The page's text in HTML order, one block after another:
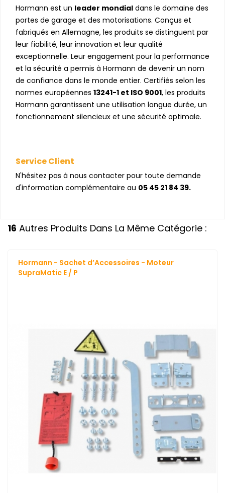
Hormann est un leader mondial dans le domaine des
portes de garage et des motorisations. Conçus et
fabriqués en Allemagne, les produits se distinguent par
leur fiabilité, leur innovation et leur qualité
exceptionnelle. Leur engagement pour la performance
et la sécurité a permis à Hormann de devenir un nom
de confiance dans le monde entier. Certifiés selon les
normes européennes 13241-1 et ISO 9001, les produits
Hormann garantissent une utilisation longue durée, un
fonctionnement silencieux et une sécurité optimale.
Service Client
N'hésitez pas à nous contacter pour toute demande
d'information complémentaire au 05 45 21 84 39.
16 Autres Produits Dans La Même Catégorie :
Hormann - Sachet d’Accessoires - Moteur
SupraMatic E / P